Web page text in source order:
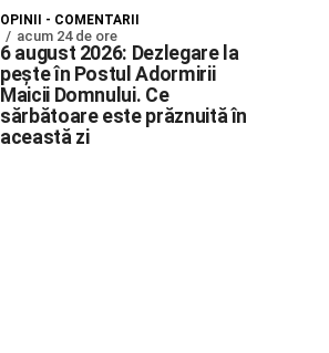
OPINII - COMENTARII
acum 24 de ore
6 august 2026: Dezlegare la
pește în Postul Adormirii
Maicii Domnului. Ce
sărbătoare este prăznuită în
această zi